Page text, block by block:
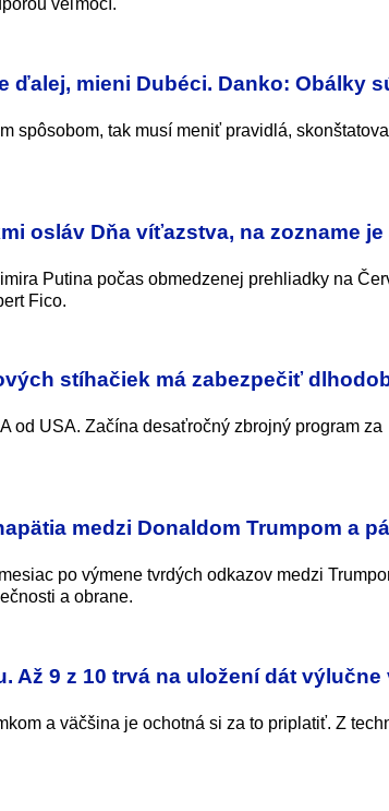
mieni Dubéci. Danko: Obálky
spôsobom, tak musí meniť pravidlá, skonštatoval
osláv Dňa víťazstva, na zozname je
Putina počas obmedzenej prehliadky na
Fico.
stíhačiek má zabezpečiť
od USA. Začína desaťročný zbrojný program za
medzi Donaldom Trumpom a
po výmene tvrdých odkazov medzi
a obrane.
9 z 10 trvá na uložení dát výlučne
a väčšina je ochotná si za to priplatiť. Z